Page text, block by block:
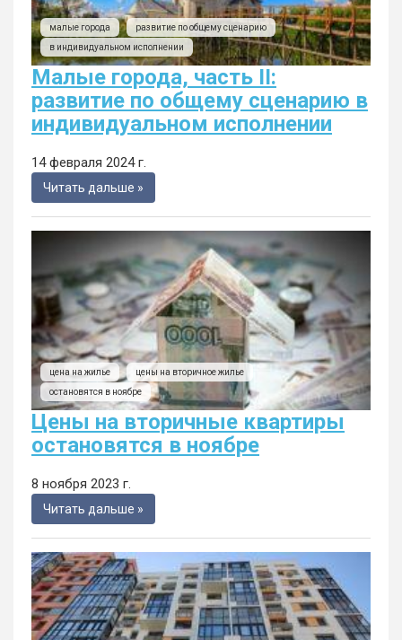
малые города
развитие по общему сценарию
в индивидуальном исполнении
Малые города, часть II:
развитие по общему сценарию в
индивидуальном исполнении
14 февраля 2024 г.
Читать дальше »
цена на жилье
цены на вторичное жилье
остановятся в ноябре
Цены на вторичные квартиры
остановятся в ноябре
8 ноября 2023 г.
Читать дальше »